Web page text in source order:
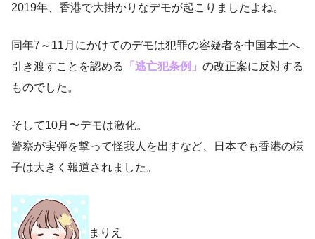
2019年、香港で大掛かりなデモが起こりましたよね。
同年7～11月にかけてのデモは犯罪の容疑者を中国本土へ
引き渡すことを認める
「逃亡犯条例」 の改正案に反対する
ものでした。
そして10月〜デモは激化。
警察が実弾を撃って怪我人を出すなど、日本でも香港の様
子は大きく報道されました。
まりえ